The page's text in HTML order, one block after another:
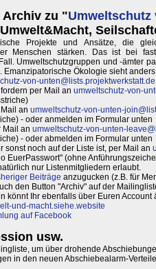
Archiv zu "Umweltschutz
Projekte und Ansätze, die
Menschen stärken. Das ist bei
Umweltschutzgruppen und -ämter
Emanzipatorische Ökologie sieht
von-unten@lists.projektwerkstatt.de
per Mail an umweltschutz-von-
an umweltschutz-von-unten-
- oder anmelden im Formular unten
Mail an umweltschutz-von-unten-
- oder abmelden im Formular unten
sonst noch auf der Liste ist, per Mail an
EuerPasswort" (ohne
nur Listenmitgliedern erlaubt.
Beiträge anzugucken (z.B. für
den Button "Archiv" auf der
könnt Ihr ebenfalls über Euren Account
und-macht.siehe.website
auf Facebook
usw.
um über drohende
in den neuen Abschiebealarm-